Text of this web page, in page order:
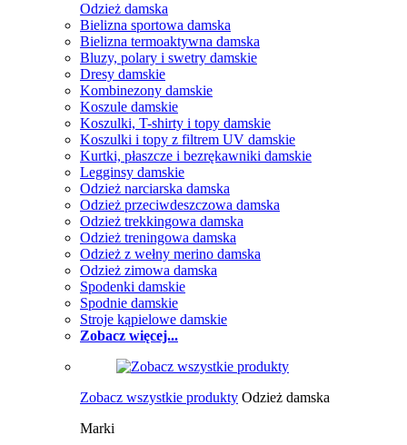
Odzież damska
Bielizna sportowa damska
Bielizna termoaktywna damska
Bluzy, polary i swetry damskie
Dresy damskie
Kombinezony damskie
Koszule damskie
Koszulki, T-shirty i topy damskie
Koszulki i topy z filtrem UV damskie
Kurtki, płaszcze i bezrękawniki damskie
Legginsy damskie
Odzież narciarska damska
Odzież przeciwdeszczowa damska
Odzież trekkingowa damska
Odzież treningowa damska
Odzież z wełny merino damska
Odzież zimowa damska
Spodenki damskie
Spodnie damskie
Stroje kąpielowe damskie
Zobacz więcej...
Zobacz wszystkie produkty Odzież damska
Marki